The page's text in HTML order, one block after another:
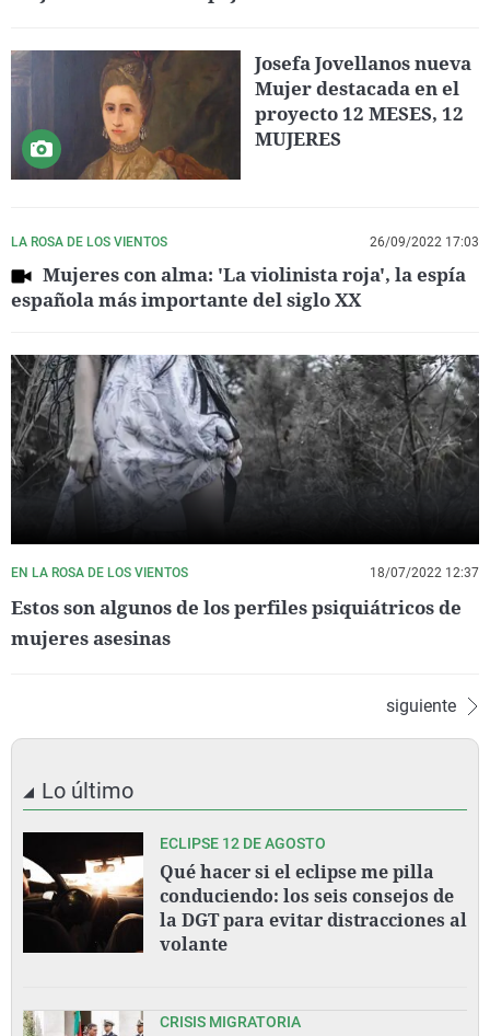
Josefa Jovellanos nueva
Mujer destacada en el
proyecto 12 MESES, 12
MUJERES
LA ROSA DE LOS VIENTOS 26/09/2022 17:03
Mujeres con alma: 'La violinista roja', la espía
española más importante del siglo XX
EN LA ROSA DE LOS VIENTOS 18/07/2022 12:37
Estos son algunos de los perfiles psiquiátricos de
mujeres asesinas
siguiente
Lo último
ECLIPSE 12 DE AGOSTO
Qué hacer si el eclipse me pilla
conduciendo: los seis consejos de
la DGT para evitar distracciones al
volante
CRISIS MIGRATORIA